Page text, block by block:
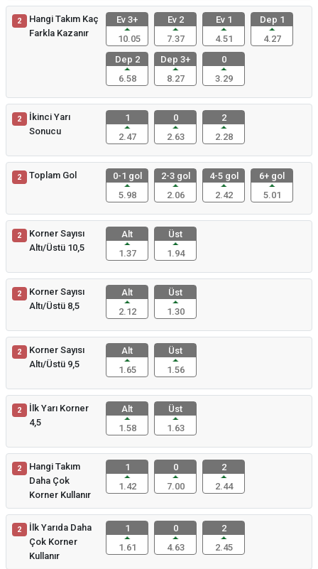
2
Hangi Takım Kaç
Farkla Kazanır
Ev 3+
10.05
Ev 2
7.37
Ev 1
4.51
Dep 1
4.27
Dep 2
6.58
Dep 3+
8.27
0
3.29
2
İkinci Yarı
Sonucu
1
2.47
0
2.63
2
2.28
2 Toplam Gol
0-1 gol
5.98
2-3 gol
2.06
4-5 gol
2.42
6+ gol
5.01
2
Korner Sayısı
Altı/Üstü 10,5
Alt
1.37
Üst
1.94
2
Korner Sayısı
Altı/Üstü 8,5
Alt
2.12
Üst
1.30
2
Korner Sayısı
Altı/Üstü 9,5
Alt
1.65
Üst
1.56
2
İlk Yarı Korner
4,5
Alt
1.58
Üst
1.63
2
Hangi Takım
Daha Çok
Korner Kullanır
1
1.42
0
7.00
2
2.44
2
İlk Yarıda Daha
Çok Korner
Kullanır
1
1.61
0
4.63
2
2.45